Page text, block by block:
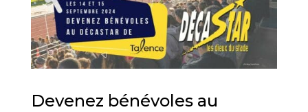
Devenez bénévoles au